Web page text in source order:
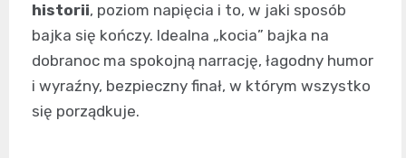
historii, poziom napięcia i to, w jaki sposób
bajka się kończy. Idealna „kocia” bajka na
dobranoc ma spokojną narrację, łagodny humor
i wyraźny, bezpieczny finał, w którym wszystko
się porządkuje.